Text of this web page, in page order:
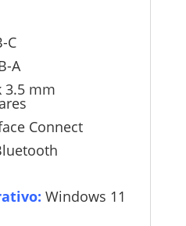
C
A
3.5 mm
Connect
Windows 11